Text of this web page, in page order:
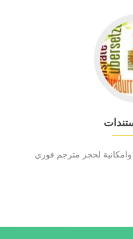
وامكانية لحجز مترجم فوري